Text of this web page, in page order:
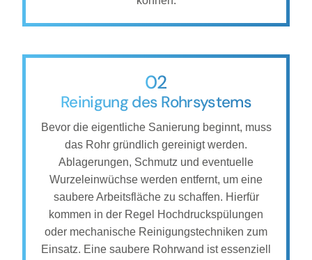
02
Reinigung des Rohrsystems
Bevor die eigentliche Sanierung beginnt, muss
das Rohr gründlich gereinigt werden.
Ablagerungen, Schmutz und eventuelle
Wurzeleinwüchse werden entfernt, um eine
saubere Arbeitsfläche zu schaffen. Hierfür
kommen in der Regel Hochdruckspülungen
oder mechanische Reinigungstechniken zum
Einsatz. Eine saubere Rohrwand ist essenziell